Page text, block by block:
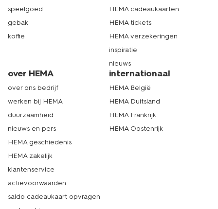
speelgoed
gebak
koffie
HEMA cadeaukaarten
HEMA tickets
HEMA verzekeringen
inspiratie
nieuws
over HEMA
over ons bedrijf
werken bij HEMA
duurzaamheid
nieuws en pers
HEMA geschiedenis
HEMA zakelijk
klantenservice
actievoorwaarden
saldo cadeaukaart opvragen
internationaal
HEMA België
HEMA Duitsland
HEMA Frankrijk
HEMA Oostenrijk